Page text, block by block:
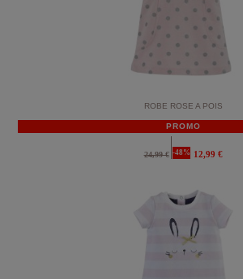
ROBE ROSE A POIS
PROMO
24,99 € -48% 12,99 €